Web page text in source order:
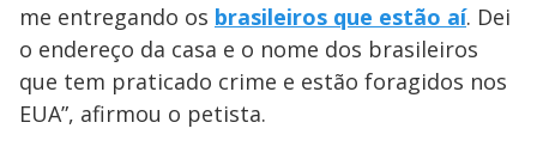
me entregando os brasileiros que estão aí. Dei
o endereço da casa e o nome dos brasileiros
que tem praticado crime e estão foragidos nos
EUA”, afirmou o petista.